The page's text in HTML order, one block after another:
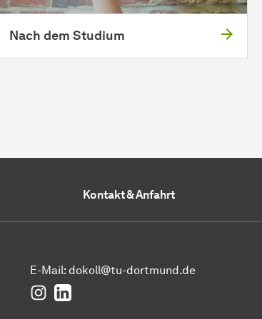
Nach dem Studium
Kontakt & Anfahrt
E-Mail: dokoll@tu-dortmund.de
Instagram
LinkedIn